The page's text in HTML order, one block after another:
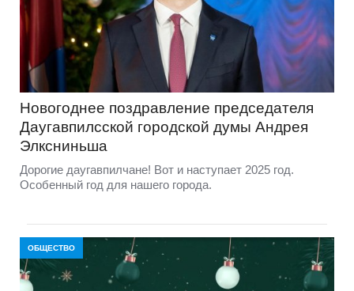
Новогоднее поздравление председателя
Даугавпилсской городской думы Андрея
Элксниньша
Дорогие даугавпилчане! Вот и наступает 2025 год.
Особенный год для нашего города.
ОБЩЕСТВО